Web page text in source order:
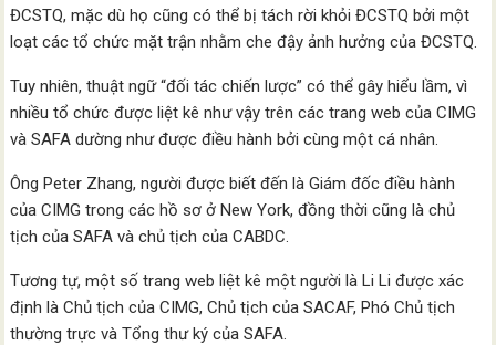
ĐCSTQ, mặc dù họ cũng có thể bị tách rời khỏi ĐCSTQ bởi một
loạt các tổ chức mặt trận nhằm che đậy ảnh hưởng của ĐCSTQ.
Tuy nhiên, thuật ngữ “đối tác chiến lược” có thể gây hiểu lầm, vì
nhiều tổ chức được liệt kê như vậy trên các trang web của CIMG
và SAFA dường như được điều hành bởi cùng một cá nhân.
Ông Peter Zhang, người được biết đến là Giám đốc điều hành
của CIMG trong các hồ sơ ở New York, đồng thời cũng là chủ
tịch của SAFA và chủ tịch của CABDC.
Tương tự, một số trang web liệt kê một người là Li Li được xác
định là Chủ tịch của CIMG, Chủ tịch của SACAF, Phó Chủ tịch
thường trực và Tổng thư ký của SAFA.